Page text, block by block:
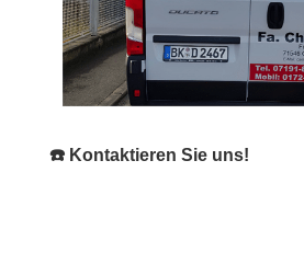
☎️ Kontaktieren Sie uns!